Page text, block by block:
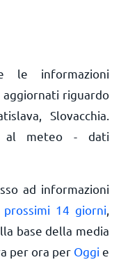
le informazioni
aggiornati riguardo
Slovacchia.
al meteo - dati
ad informazioni
14 giorni
base della media
per ora per Oggi e